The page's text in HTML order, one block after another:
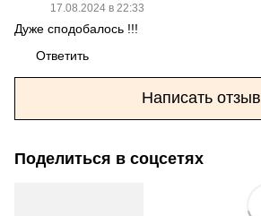
17.08.2024 в 22:33
Дуже сподобалось !!!
Ответить
Написать отзыв
Поделиться в соцсетях